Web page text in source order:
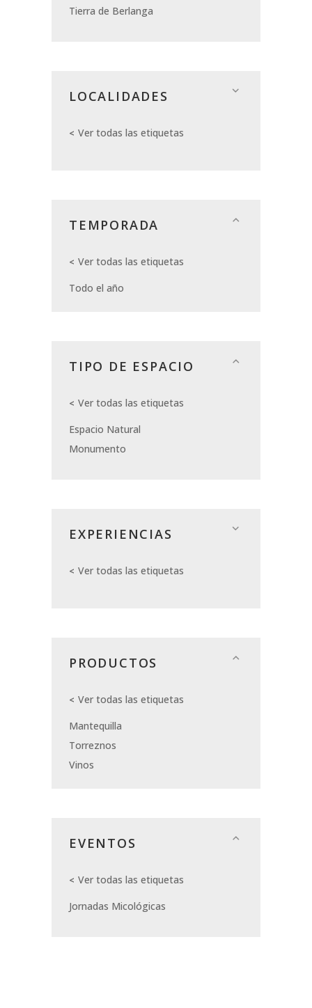
Tierra de Berlanga
LOCALIDADES
Ver todas las etiquetas
TEMPORADA
Ver todas las etiquetas
Todo el año
TIPO DE ESPACIO
Ver todas las etiquetas
Espacio Natural
Monumento
EXPERIENCIAS
Ver todas las etiquetas
PRODUCTOS
Ver todas las etiquetas
Mantequilla
Torreznos
Vinos
EVENTOS
Ver todas las etiquetas
Jornadas Micológicas